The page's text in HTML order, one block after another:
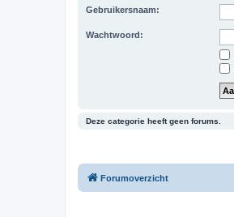
Gebruikersnaam:
Wachtwoord:
Deze categorie heeft geen forums.
Forumoverzicht